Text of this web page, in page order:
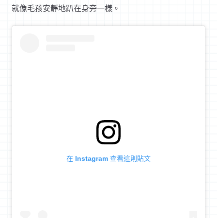
就像毛孩安靜地趴在身旁一樣。
在 Instagram 查看這則貼文